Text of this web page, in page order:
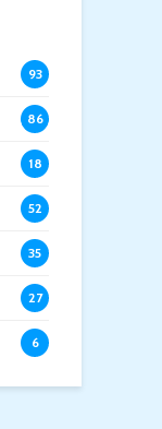
93
86
18
52
35
27
6